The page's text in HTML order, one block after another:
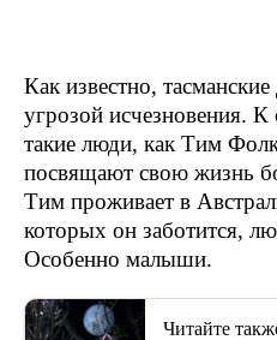
Как известно,
угрозой исчезновения. К
такие люди, как Тим
посвящают свою жизнь
Тим проживает в
которых он заботится,
Особенно малыши.
Читайте